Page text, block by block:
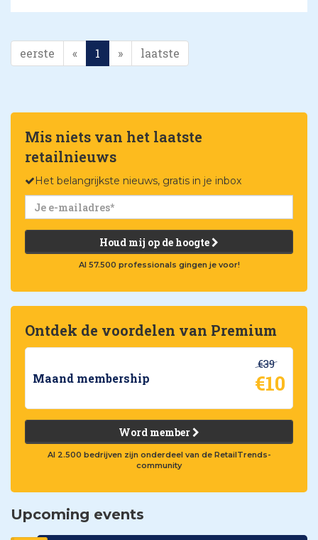
eerste « 1 » laatste
Mis niets van het laatste
retailnieuws
Het belangrijkste nieuws, gratis in je inbox
Houd mij op de hoogte
Al 57.500 professionals gingen je voor!
Ontdek de voordelen van Premium
Maand membership
€39
€10
Word member
Al 2.500 bedrijven zijn onderdeel van de RetailTrends-
community
Upcoming events